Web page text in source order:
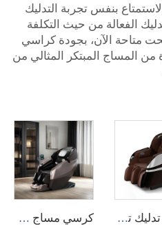
بنفس تجربة التدليك
الفعالة من حيث التكلفة
متاحة الآن، بجودة كراسي
من المساج المبتكر المثالي من
كرسي تدليك تجاري ثلاثي الأبعاد من GUOHENG بميزة إدارة خلفية عبر التطبيق. كرسي مساج GUOHENG وظيفة روبوت تلقائي 4D انعدام الجاذبية الفاخر تمديد مسار SL كرسي مساج للجسم بالكامل